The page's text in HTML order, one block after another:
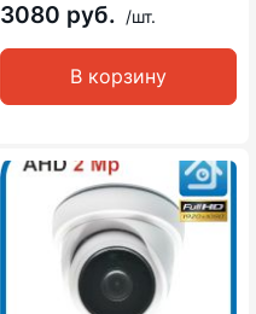
3080 руб. /шт.
В корзину